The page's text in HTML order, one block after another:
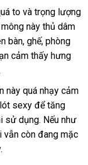
to khách
hàng
và trọng lượng
này thủ dâm
bànkhuyến
mãi
, ghếan
toàn
, phòng
cảm thấy hưng
này lớn
quá nhạy cảm
sexy Lazada
để tăng
sử dụngan
toàn
. chính
hãng
Nếu như
thanh
vẫn còn đang mặc